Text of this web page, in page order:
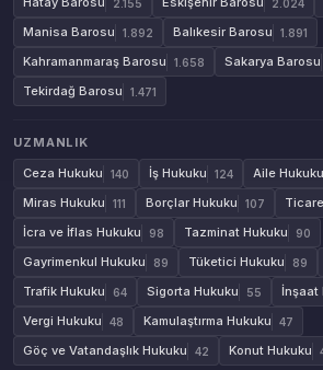
2.155 2.024
Manisa Barosu 1.892 Balıkesir Barosu 1.891
Kahramanmaraş Barosu 1.658 Sakarya Barosu
Tekirdağ Barosu 1.471
UZMANLIK
Ceza Hukuku
140 İş Hukuku 124 Aile Hukuku
Miras Hukuku 111 Borçlar Hukuku 107
İcra ve İflas Hukuku 98 Tazminat Hukuku 90
Gayrimenkul Hukuku 89 Tüketici Hukuku 89
Trafik Hukuku 64 Sigorta Hukuku 55 İnşaat
Vergi Hukuku 48 Kamulaştırma Hukuku 47
Göç ve Vatandaşlık Hukuku 42 Konut Hukuku